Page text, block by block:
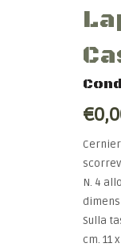
N. 4
Sulla
cm. 11